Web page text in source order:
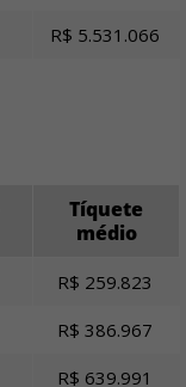
R$ 5.531.066
Tíquete
médio
R$ 259.823
R$ 386.967
R$ 639.991